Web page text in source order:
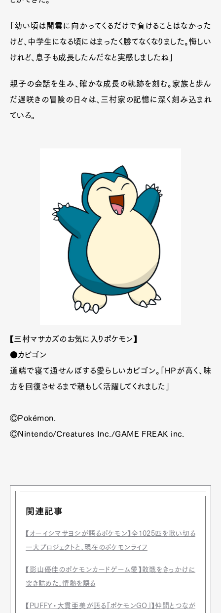
「幼い頃は闇雲に向かってくるだけで負けることはなかった
けど、中学生になる頃にはまったく勝てなくなりました。悔しい
けれど、息子も成長したんだなと実感しましたね」
親子の会話を生み、確かな成長の軌跡を刻む。家族と歩ん
だ遅咲きの冒険の日々は、三村家の記憶に深く刻み込まれ
ている。
【三村マサカズのお気に入りポケモン】
●カビゴン
道端で寝て通せんぼする愛らしいカビゴン。「HPが高く、味
方を回復させるまで頼もしく活躍してくれました」
ⒸPokémon.
ⒸNintendo/Creatures Inc./GAME FREAK inc.
関連記事
【オーイシマサヨシが語るポケモン】全1025匹を歌い切る
一大プロジェクトと、現在のポケモンライフ
【影山優佳のポケモンカードゲーム愛】敗戦をきっかけに
突き詰めた、情熱を語る
【PUFFY・大貫亜美が語る『ポケモンGO』】仲間とつなが